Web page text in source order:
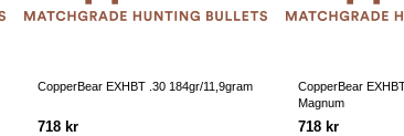
CopperBear EXHBT .30 184gr/11,9gram
718 kr
CopperBear
Magnum
718 kr